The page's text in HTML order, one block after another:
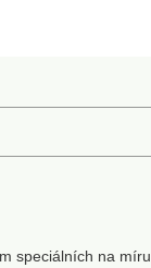
speciálních na míru